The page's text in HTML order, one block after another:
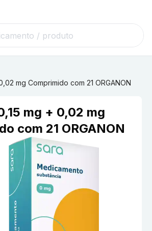
mg Comprimido com 21 ORGANON
mg + 0,02 mg
com 21 ORGANON